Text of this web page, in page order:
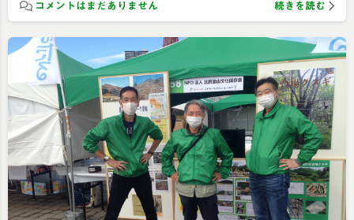
コメントはまだありません 続きを読む